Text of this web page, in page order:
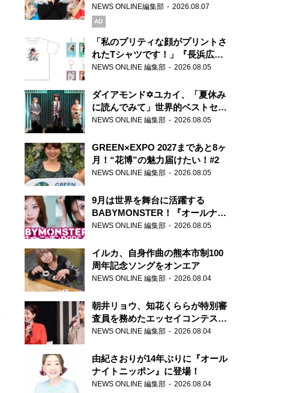
録で素顔全開！
NEWS ONLINE編集部 2026.08.07
AD
「私のプリティな顔がプリントさ
れたTシャツです！」『長浜広奈
天下無双』初の番組グッズ発売
NEWS ONLINE 編集部 2026.08.05
ダイアモンド✡ユカイ、「夏休み
に読んでみて」世界的ベストセラ
ー『アナスタシア』を紹介
NEWS ONLINE 編集部 2026.08.05
GREEN×EXPO 2027まであと8ヶ
月！“花博”の魅力届けたい！#2
NEWS ONLINE 編集部 2026.08.05
9月は世界を舞台に活躍する
BABYMONSTER！『オールナイ
トニッポンPODCAST』月替わり
NEWS ONLINE 編集部 2026.08.05
イルカ、自身作曲の熊本市制100
周年記念ソングをオンエア
NEWS ONLINE 編集部 2026.08.04
朝井リョウ、知花くららが特別審
査員を務めたエッセイコンテスト
の特別番組「#いまあなたに伝え
NEWS ONLINE 編集部 2026.08.04
由紀さおりが14年ぶりに『オール
ナイトニッポン』に登場！
NEWS ONLINE 編集部 2026.08.04